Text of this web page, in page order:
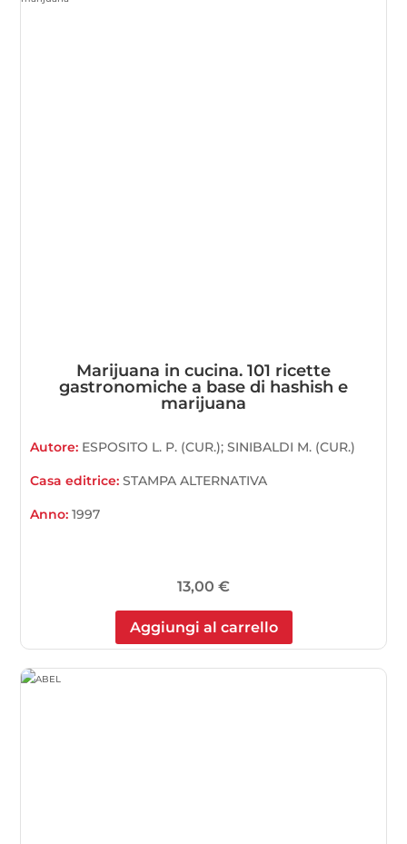
Marijuana in cucina. 101 ricette
gastronomiche a base di hashish e
marijuana
Autore: ESPOSITO L. P. (CUR.); SINIBALDI M. (CUR.)
Casa editrice:STAMPA ALTERNATIVA
Anno:1997
13,00 €
Aggiungi al carrello